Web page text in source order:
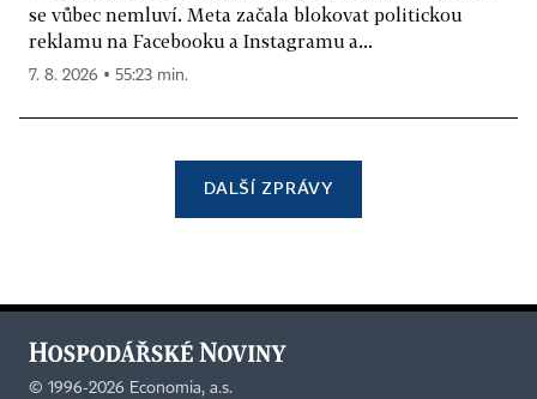
se vůbec nemluví. Meta začala blokovat politickou
reklamu na Facebooku a Instagramu a...
7. 8. 2026 ▪ 55:23 min.
DALŠÍ ZPRÁVY
© 1996-2026 Economia, a.s.